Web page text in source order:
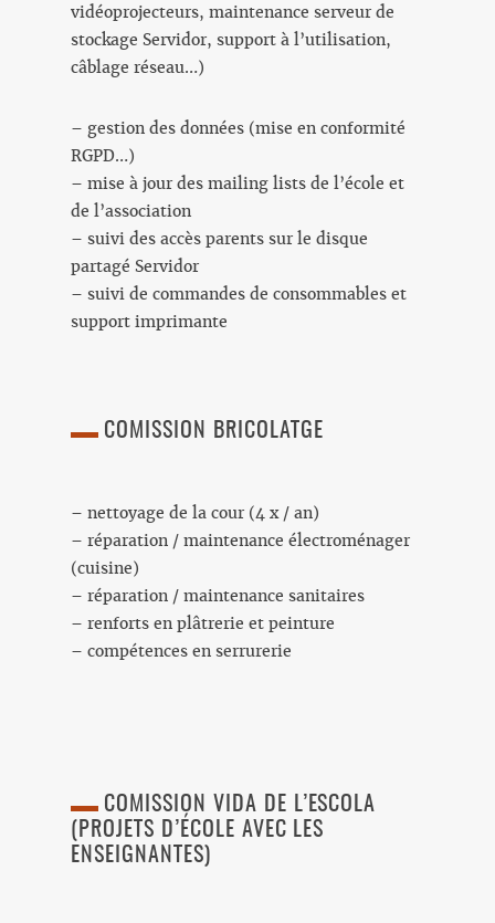
vidéoprojecteurs, maintenance serveur de
stockage Servidor, support à l’utilisation,
câblage réseau…)
– gestion des données (mise en conformité
RGPD…)
– mise à jour des mailing lists de l’école et
de l’association
– suivi des accès parents sur le disque
partagé Servidor
– suivi de commandes de consommables et
support imprimante
COMISSION BRICOLATGE
– nettoyage de la cour (4 x / an)
– réparation / maintenance électroménager
(cuisine)
– réparation / maintenance sanitaires
– renforts en plâtrerie et peinture
– compétences en serrurerie
COMISSION VIDA DE L’ESCOLA
(PROJETS D’ÉCOLE AVEC LES
ENSEIGNANTES)